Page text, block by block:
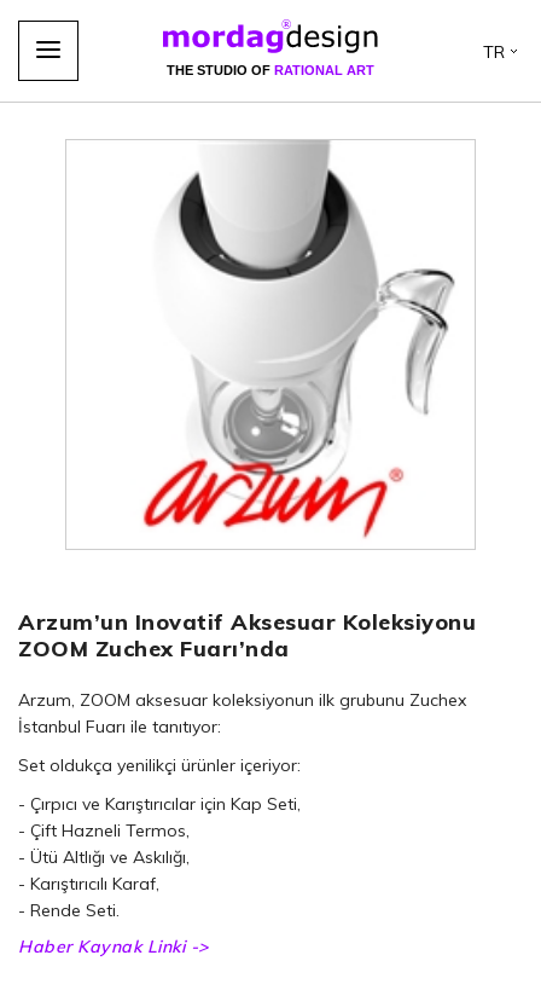
THE STUDIO OF RATIONAL ART
TR
Arzum’un Inovatif Aksesuar Koleksiyonu
ZOOM Zuchex Fuarı’nda
Arzum, ZOOM aksesuar koleksiyonun ilk grubunu Zuchex
İstanbul Fuarı ile tanıtıyor:
Set oldukça yenilikçi ürünler içeriyor:
- Çırpıcı ve Karıştırıcılar için Kap Seti,
- Çift Hazneli Termos,
- Ütü Altlığı ve Askılığı,
- Karıştırıcılı Karaf,
- Rende Seti.
Haber Kaynak Linki ->